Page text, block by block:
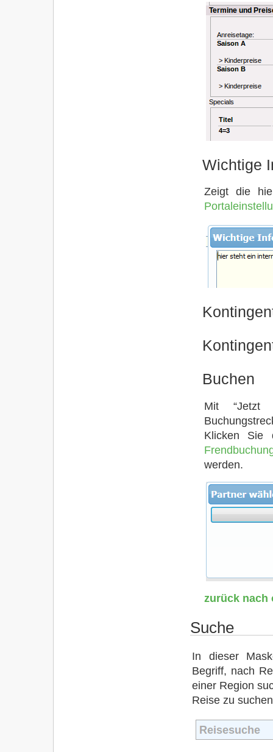
Wichtige
Zeigt die
Buchen
Mit “Jetzt
Klicken Sie
werden.
zurück nach
Suche
In dieser
Begriff, nach
einer Region
Reise zu